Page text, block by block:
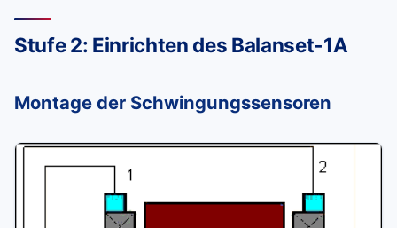
Stufe 2: Einrichten des Balanset-1A
Montage der Schwingungssensoren